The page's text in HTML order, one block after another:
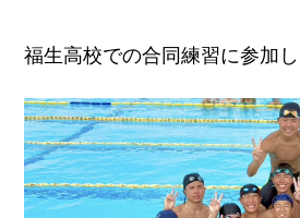
福生高校での合同練習に参加し